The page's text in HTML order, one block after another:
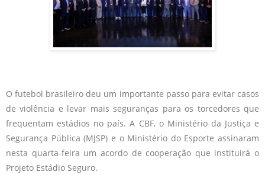
O futebol brasileiro deu um importante passo para evitar casos
de violência e levar mais seguranças para os torcedores que
frequentam estádios no país. A CBF, o Ministério da Justiça e
Segurança Pública (MJSP) e o Ministério do Esporte assinaram
nesta quarta-feira um acordo de cooperação que instituirá o
Projeto Estádio Seguro.